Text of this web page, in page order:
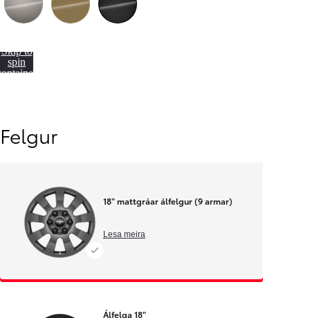
Toyota C-HR+
Skip to
spin
Felgur
18" mattgráar álfelgur (9 armar)
Lesa meira
Álfelga 18"